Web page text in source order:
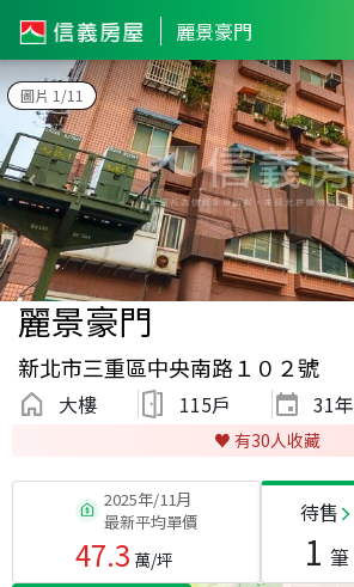
麗景豪門
圖片 1/11
麗景豪門
新北市三重區中央南路１０２號
大樓 115戶 31年
♥️ 有30人收藏
2025年/11月
最新平均單價
47.3 萬/坪
待售
1 筆